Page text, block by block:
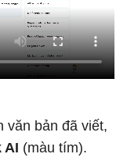
văn bản đã viết,
AI (màu tím).